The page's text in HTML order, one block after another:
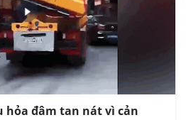
hỏa đâm tan nát vì cản